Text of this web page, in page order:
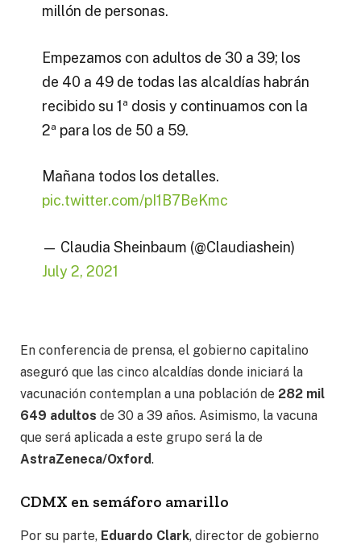
millón de personas.
Empezamos con adultos de 30 a 39; los
de 40 a 49 de todas las alcaldías habrán
recibido su 1ª dosis y continuamos con la
2ª para los de 50 a 59.
Mañana todos los detalles.
pic.twitter.com/pI1B7BeKmc
— Claudia Sheinbaum (@Claudiashein)
July 2, 2021
En conferencia de prensa, el gobierno capitalino
aseguró que las cinco alcaldías donde iniciará la
vacunación contemplan a una población de 282 mil
649 adultos de 30 a 39 años. Asimismo, la vacuna
que será aplicada a este grupo será la de
AstraZeneca/Oxford.
CDMX en semáforo amarillo
Por su parte, Eduardo Clark, director de gobierno